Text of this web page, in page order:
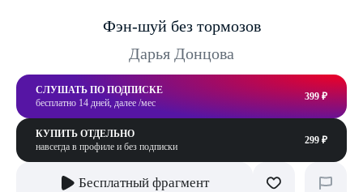
Фэн-шуй без тормозов
Дарья Донцова
СЛУШАТЬ ПО ПОДПИСКЕ
бесплатно 14 дней, далее /мес
399 ₽
КУПИТЬ ОТДЕЛЬНО
навсегда в профиле и без подписки
299 ₽
Бесплатный фрагмент